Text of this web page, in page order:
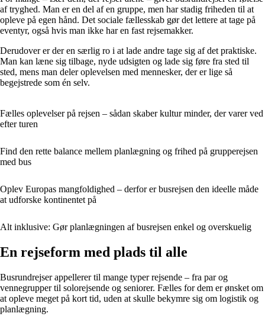
af tryghed. Man er en del af en gruppe, men har stadig friheden til at
opleve på egen hånd. Det sociale fællesskab gør det lettere at tage på
eventyr, også hvis man ikke har en fast rejsemakker.
Derudover er der en særlig ro i at lade andre tage sig af det praktiske.
Man kan læne sig tilbage, nyde udsigten og lade sig føre fra sted til
sted, mens man deler oplevelsen med mennesker, der er lige så
begejstrede som én selv.
Fælles oplevelser på rejsen – sådan skaber kultur minder, der varer ved
efter turen
Find den rette balance mellem planlægning og frihed på grupperejsen
med bus
Oplev Europas mangfoldighed – derfor er busrejsen den ideelle måde
at udforske kontinentet på
Alt inklusive: Gør planlægningen af busrejsen enkel og overskuelig
En rejseform med plads til alle
Busrundrejser appellerer til mange typer rejsende – fra par og
vennegrupper til solorejsende og seniorer. Fælles for dem er ønsket om
at opleve meget på kort tid, uden at skulle bekymre sig om logistik og
planlægning.